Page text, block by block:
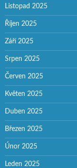
Listopad 2025
Říjen 2025
Září 2025
Srpen 2025
Červen 2025
Květen 2025
Duben 2025
Březen 2025
Únor 2025
Leden 2025